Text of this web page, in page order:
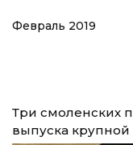
Февраль 2019
Три смоленских
выпуска